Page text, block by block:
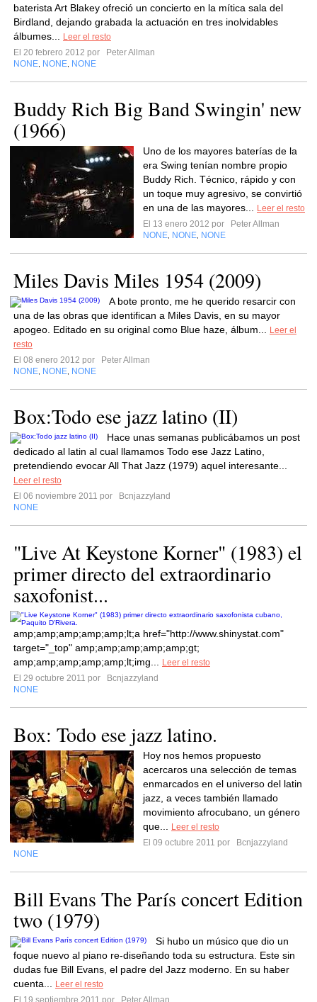
baterista Art Blakey ofreció un concierto en la mítica sala del
Birdland, dejando grabada la actuación en tres inolvidables
álbumes...
Leer el resto
El 20 febrero 2012 por
Peter Allman
NONE NONE NONE
Buddy Rich Big Band Swingin' new
(1966)
Uno de los mayores baterías de la
era Swing tenían nombre propio
Buddy Rich. Técnico, rápido y con
un toque muy agresivo, se convirtió
en una de las mayores...
Leer el resto
El 13 enero 2012 por
Peter Allman
NONE NONE NONE
Miles Davis Miles 1954 (2009)
A bote pronto, me he querido resarcir con
una de las obras que identifican a Miles Davis, en su mayor
apogeo. Editado en su original como Blue haze, álbum...
Leer el
resto
El 08 enero 2012 por
Peter Allman
NONE NONE NONE
Box:Todo ese jazz latino (II)
Hace unas semanas publicábamos un post
dedicado al latin al cual llamamos Todo ese Jazz Latino,
pretendiendo evocar All That Jazz (1979) aquel interesante...
Leer el resto
El 06 noviembre 2011 por
Bcnjazzyland
NONE
"Live At Keystone Korner" (1983) el
primer directo del extraordinario
saxofonist...
amp;amp;amp;amp;amp;lt;a href="http://www.shinystat.com"
target="_top" amp;amp;amp;amp;amp;gt;
amp;amp;amp;amp;amp;lt;img...
Leer el resto
El 29 octubre 2011 por
Bcnjazzyland
NONE
Box: Todo ese jazz latino.
Hoy nos hemos propuesto
acercaros una selección de temas
enmarcados en el universo del latin
jazz, a veces también llamado
movimiento afrocubano, un género
que...
Leer el resto
El 09 octubre 2011 por
Bcnjazzyland
NONE
Bill Evans The París concert Edition
two (1979)
Si hubo un músico que dio un
foque nuevo al piano re-diseñando toda su estructura. Este sin
dudas fue Bill Evans, el padre del Jazz moderno. En su haber
cuenta...
Leer el resto
El 19 septiembre 2011 por
Peter Allman